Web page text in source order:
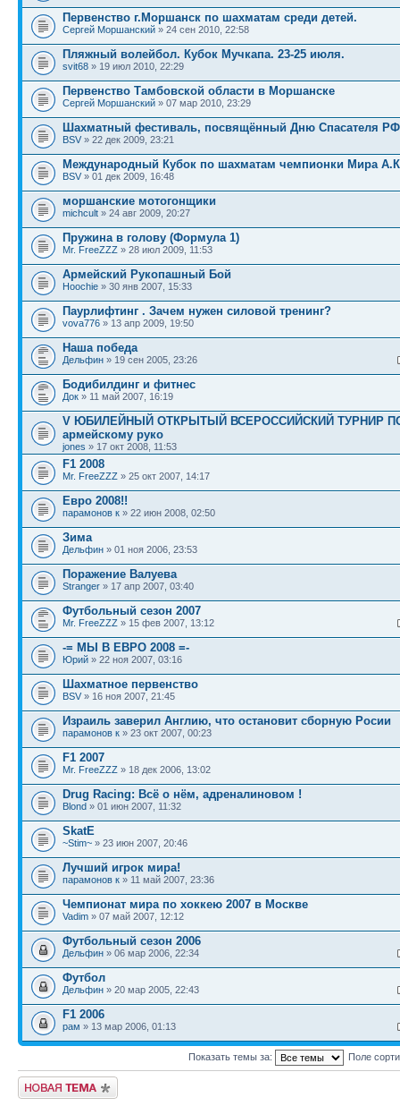
Первенство г.Моршанск по шахматам среди детей.
Сергей Моршанский » 24 сен 2010, 22:58
Пляжный волейбол. Кубок Мучкапа. 23-25 июля.
svit68 » 19 июл 2010, 22:29
Первенство Тамбовской области в Моршанске
Сергей Моршанский » 07 мар 2010, 23:29
Шахматный фестиваль, посвящённый Дню Спасателя РФ
BSV » 22 дек 2009, 23:21
Международный Кубок по шахматам чемпионки Мира
BSV » 01 дек 2009, 16:48
моршанские мотогонщики
michcult » 24 авг 2009, 20:27
Пружина в голову (Формула 1)
Mr. FreeZZZ » 28 июл 2009, 11:53
Армейский Рукопашный Бой
Hoochie » 30 янв 2007, 15:33
Паурлифтинг . Зачем нужен силовой тренинг?
vova776 » 13 апр 2009, 19:50
Наша победа
Дельфин » 19 сен 2005, 23:26
Бодибилдинг и фитнес
Док » 11 май 2007, 16:19
V ЮБИЛЕЙНЫЙ ОТКРЫТЫЙ ВСЕРОССИЙСКИЙ ТУРНИР
армейскому руко
jones » 17 окт 2008, 11:53
F1 2008
Mr. FreeZZZ » 25 окт 2007, 14:17
Евро 2008!!
парамонов к » 22 июн 2008, 02:50
Зима
Дельфин » 01 ноя 2006, 23:53
Поражение Валуева
Stranger » 17 апр 2007, 03:40
Футбольный сезон 2007
Mr. FreeZZZ » 15 фев 2007, 13:12
-= МЫ В ЕВРО 2008 =-
Юрий » 22 ноя 2007, 03:16
Шахматное первенство
BSV » 16 ноя 2007, 21:45
Израиль заверил Англию, что остановит сборную Росии
парамонов к » 23 окт 2007, 00:23
F1 2007
Mr. FreeZZZ » 18 дек 2006, 13:02
Drug Racing: Всё о нём, адреналиновом !
Blond » 01 июн 2007, 11:32
SkatE
~Stim~ » 23 июн 2007, 20:46
Лучший игрок мира!
парамонов к » 11 май 2007, 23:36
Чемпионат мира по хоккею 2007 в Москве
Vadim » 07 май 2007, 12:12
Футбольный сезон 2006
Дельфин » 06 мар 2006, 22:34
Футбол
Дельфин » 20 мар 2005, 22:43
F1 2006
рам » 13 мар 2006, 01:13
Показать темы за: Поле
Новая тема